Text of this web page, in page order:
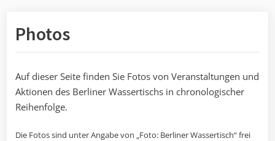
Photos
Auf dieser Seite finden Sie Fotos von Veranstaltungen und
Aktionen des Berliner Wassertischs in chronologischer
Reihenfolge.
Die Fotos sind unter Angabe von „Foto: Berliner Wassertisch“ frei